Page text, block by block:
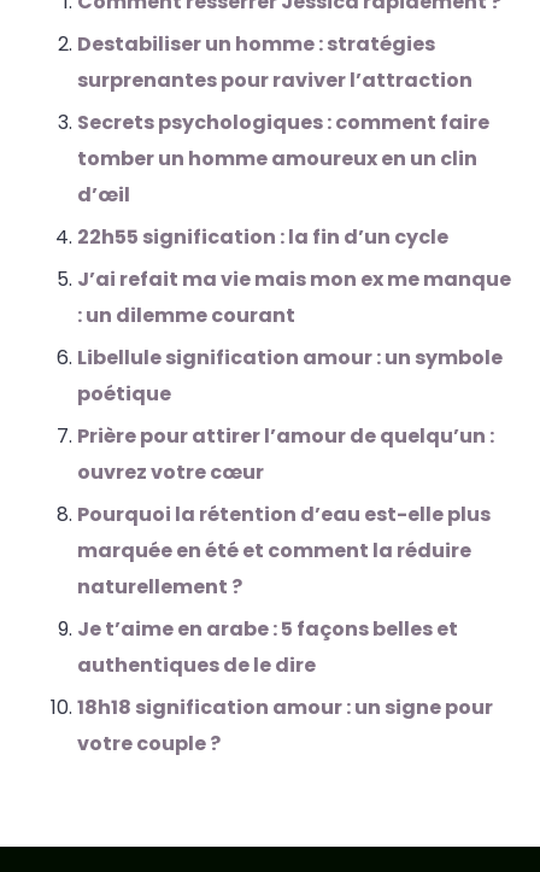
Destabiliser un homme : stratégies
surprenantes pour raviver l’attraction
Secrets psychologiques : comment faire
tomber un homme amoureux en un clin
d’œil
22h55 signification : la fin d’un cycle
J’ai refait ma vie mais mon ex me manque
: un dilemme courant
Libellule signification amour : un symbole
poétique
Prière pour attirer l’amour de quelqu’un :
ouvrez votre cœur
Pourquoi la rétention d’eau est-elle plus
marquée en été et comment la réduire
naturellement ?
Je t’aime en arabe : 5 façons belles et
authentiques de le dire
18h18 signification amour : un signe pour
votre couple ?